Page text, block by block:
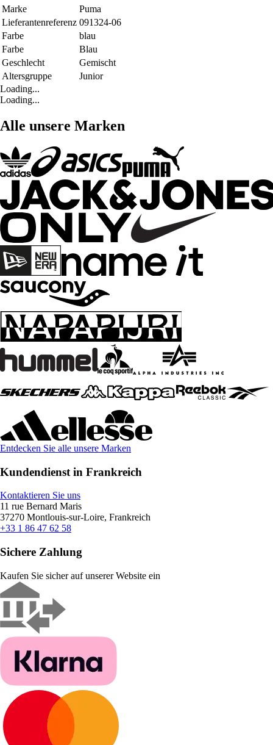
Marke
Puma
Lieferantenreferenz 091324-06
Farbe
blau
Farbe
Blau
Geschlecht
Gemischt
Altersgruppe
Junior
Loading...
Loading...
Alle unsere Marken
Entdecken Sie alle unsere Marken
Kundendienst in Frankreich
Kontaktieren Sie uns
11 rue Bernard Maris
37270 Montlouis-sur-Loire, Frankreich
+33 1 86 47 62 58
Sichere Zahlung
Kaufen Sie sicher auf unserer Website ein